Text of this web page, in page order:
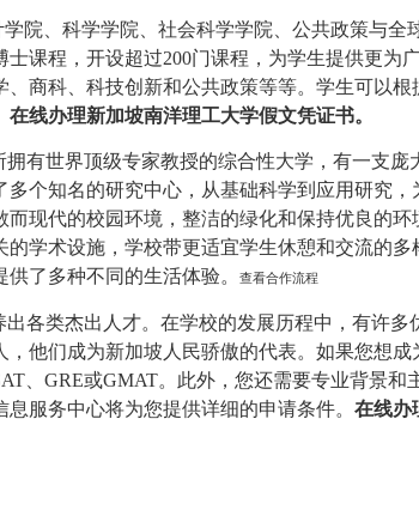
、科学学院、社会科学学院、公共政策与全
课程，开设超过200门课程，为学生提供更为
商科、科技创新和公共政策等等。学生可以根
在线办理新加坡南洋理工大学假文凭证书。
有世界顶级专家教授的综合性大学，有一支庞
个知名的研究中心，从基础科学到应用研究，
现代的校园环境，整洁的绿化和保持优良的环
学术设施，学校带更适宜学生休憩和交流的多
了多种不同的生活体验。
查看合作流程
类杰出人才。在学校的发展历程中，有许多
他们成为新加坡人民骄傲的代表。如果您想成
、GRE或GMAT。此外，您还需要专业背景和
服务中心将为您提供详细的申请条件。 在线办